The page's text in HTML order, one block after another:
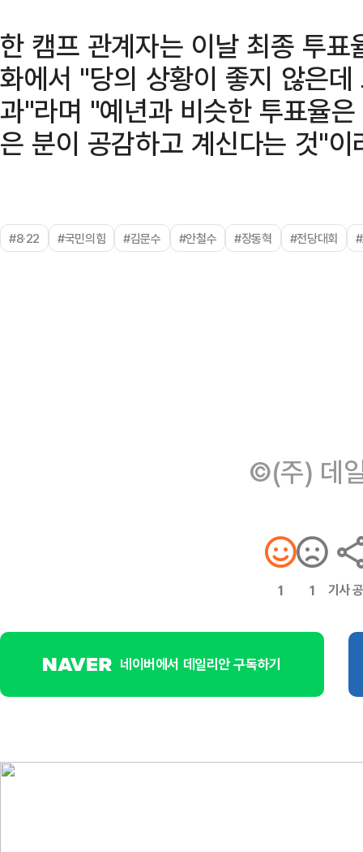
한 캠프 관계자는 이날 최종 투
화에서 "당의 상황이 좋지 않은
과"라며 "예년과 비슷한 투표율
은 분이 공감하고 계신다는 것"이
#8·22 #국민의힘 #김문수 #안철수 #장동혁 #전당대회
©(주) 데
1 1 기사
네이버에서 데일리안 구독하기